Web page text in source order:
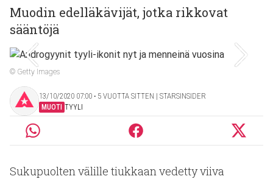
Muodin edelläkävijät, jotka rikkovat
sääntöjä
© Getty Images
13/10/2020 07:00 ‧ 5 VUOTTA SITTEN | STARSINSIDER
MUOTI TYYLI
Sukupuolten välille tiukkaan vedetty viiva